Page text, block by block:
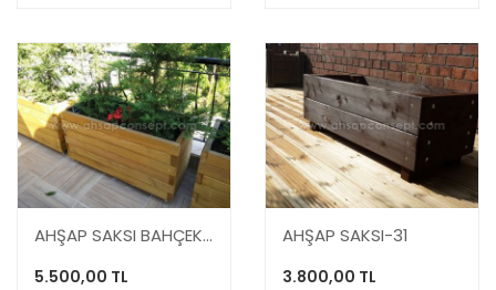
AHŞAP SAKSI BAHÇEKÖY
5.500,00 TL
AHŞAP SAKSI-31
3.800,00 TL